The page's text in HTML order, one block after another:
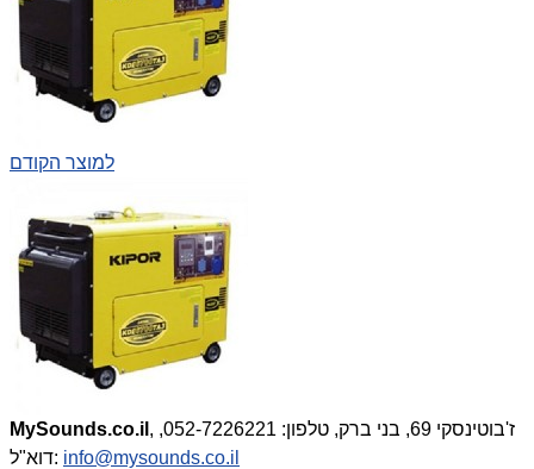
למוצר הקודם
MySounds.co.il , ז'בוטינסקי 69, בני ברק, טלפון: 052-7226221,
דוא"ל: info@mysounds.co.il